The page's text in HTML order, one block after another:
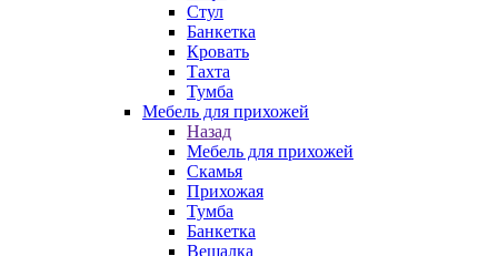
Стул
Банкетка
Кровать
Тахта
Тумба
Мебель для прихожей
Назад
Мебель для прихожей
Скамья
Прихожая
Тумба
Банкетка
Вешалка